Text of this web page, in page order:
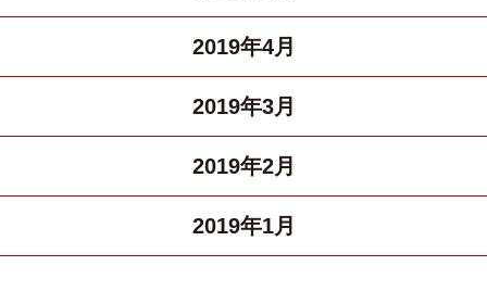
2019年4月
2019年3月
2019年2月
2019年1月